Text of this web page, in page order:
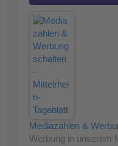
Mediazahlen &
Werbung in unserem